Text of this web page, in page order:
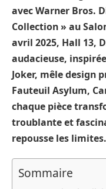
avec Warner Bros.
Collection » au
avril 2025, Hall 13,
audacieuse,
Joker, mêle design
Fauteuil Asylum,
chaque pièce
troublante et
repousse les limites.
Sommaire